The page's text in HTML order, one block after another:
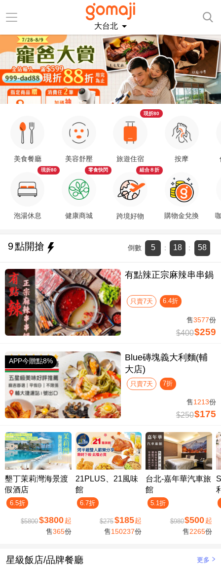
大台北
美食餐廳
泡湯休息
現折80
美容舒壓
健康商城
零食快閃
旅遊住宿
現折80
跨境好物
組合８折
按摩
購物金兌換
9點開搶 倒數 5 : 18 : 57
有點辣正宗麻辣串串鍋
只賣7天 6.4折
售3577份
$400$259
APP今贈點8%
Blue磚塊義大利麵(輔
大店)
只賣7天 7折
售1213份
$250$175
墾丁茉莉灣海景渡
假酒店
6.5折
$5800$3800 起
售365份
21PLUS、21風味
館
6.7折
$275$185起
售150237份
台北-嘉年華汽車旅
館
5.1折
$980$500 起
售2265份
星級飯店/品牌餐廳 更多